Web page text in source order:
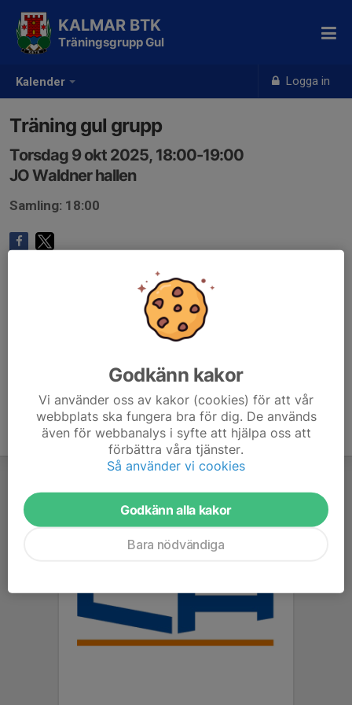
Kalender Logga in
KALMAR BTK
Träningsgrupp Gul
Träning gul grupp
Torsdag 9 okt 2025, 18:00-19:00
JO Waldner hallen
Samling: 18:00
Godkänn kakor
Vi använder oss av kakor (cookies) för att vår
webbplats ska fungera bra för dig. De används
även för webbanalys i syfte att hjälpa oss att
förbättra våra tjänster.
Så använder vi cookies
Godkänn alla kakor
Bara nödvändiga